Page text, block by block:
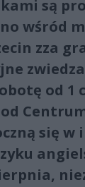
są
wśród
zza
od 1
się w